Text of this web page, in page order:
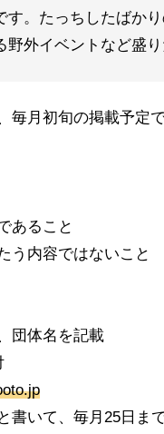
す。たっちしたばか
外イベントなど盛
毎月初旬の掲載予定
あること
う内容ではないこと
団体名を記載
いて、毎月25日ま